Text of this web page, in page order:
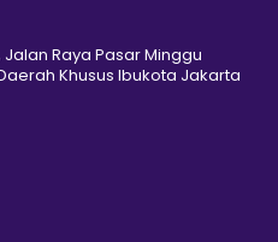
Jalan Raya Pasar Minggu
Khusus Ibukota Jakarta